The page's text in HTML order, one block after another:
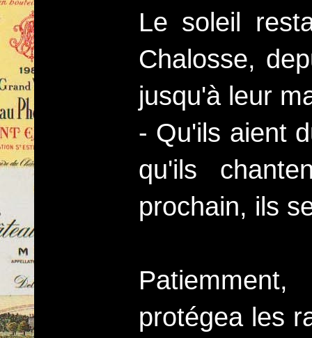
Le soleil
Chalosse,
jusqu'à leur
- Qu'ils aient
qu'ils
prochain, ils
protégea les